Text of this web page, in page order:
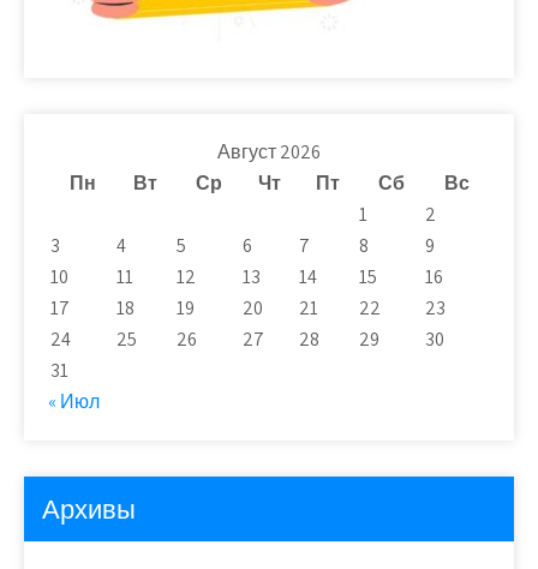
Август 2026
Пн
Вт Ср Чт Пт Сб
Вс
1
2
3
4 5 6 7 8
9
10
11 12 13 14 15
16
17
18 19 20 21 22
23
24
25 26 27 28 29
30
31
« Июл
Архивы